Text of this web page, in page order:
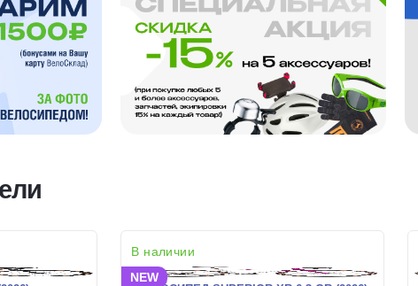
В наличии
NEW